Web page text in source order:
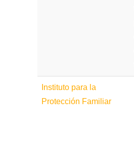
Instituto para la
Protección Familiar